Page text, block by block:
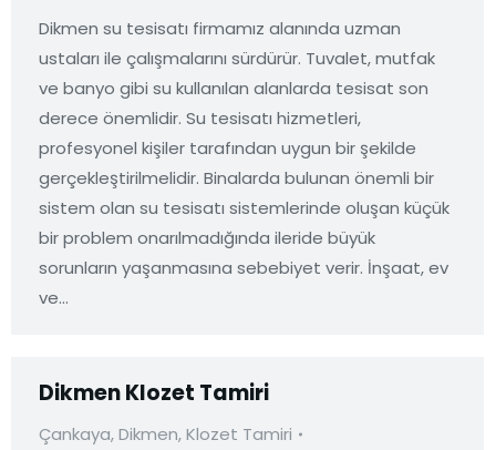
Dikmen su tesisatı firmamız alanında uzman
ustaları ile çalışmalarını sürdürür. Tuvalet, mutfak
ve banyo gibi su kullanılan alanlarda tesisat son
derece önemlidir. Su tesisatı hizmetleri,
profesyonel kişiler tarafından uygun bir şekilde
gerçekleştirilmelidir. Binalarda bulunan önemli bir
sistem olan su tesisatı sistemlerinde oluşan küçük
bir problem onarılmadığında ileride büyük
sorunların yaşanmasına sebebiyet verir. İnşaat, ev
ve…
Dikmen Klozet Tamiri
Çankaya,Dikmen,Klozet Tamiri